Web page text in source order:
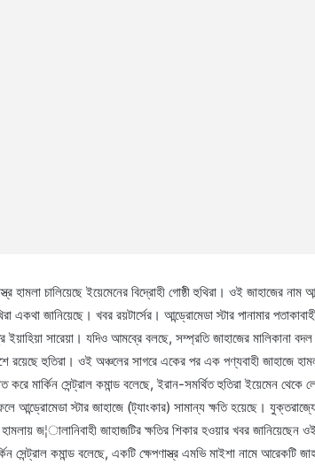
চালিয়েছে ইয়েমেনের বিদ্রোহী গোষ্ঠী হুথিরা। ওই জাহাজের নাম
জানিয়েছে। খবর রয়টার্সের। আন্ড্রোমেডা স্টার পানামার
ইয়াহিয়া সারেয়া। যদিও আমব্রে বলছে, সম্প্রতি জাহাজের মালিকানা
রয়েছে হুতিরা। ওই অঞ্চলের সাগরে একের পর এক পণ্যবাহী জাহাজে
মার্কিন সেন্ট্রাল কমান্ড বলেছে, ইরান-সমর্থিত হুতিরা ইয়েমেন থেকে
আন্ড্রোমেডা স্টার জাহাজে (ট্যাংকার) সামান্য ক্ষতি হয়েছে।
জ¦ালানিবাহী জাহাজটির ক্ষতির শিকার হওয়ার খবর জানিয়েছেন
সেন্ট্রাল কমান্ড বলেছে, একটি ক্ষেপণাস্ত্র এমভি মাইশা নামে আরেকটি